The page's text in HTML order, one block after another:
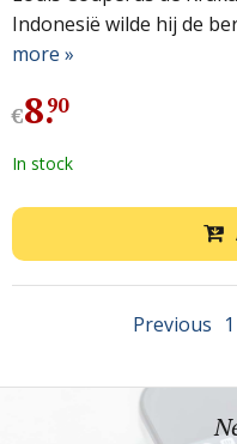
Indonesië wilde hij de
more »
€8.
90
In stock
Previous 1